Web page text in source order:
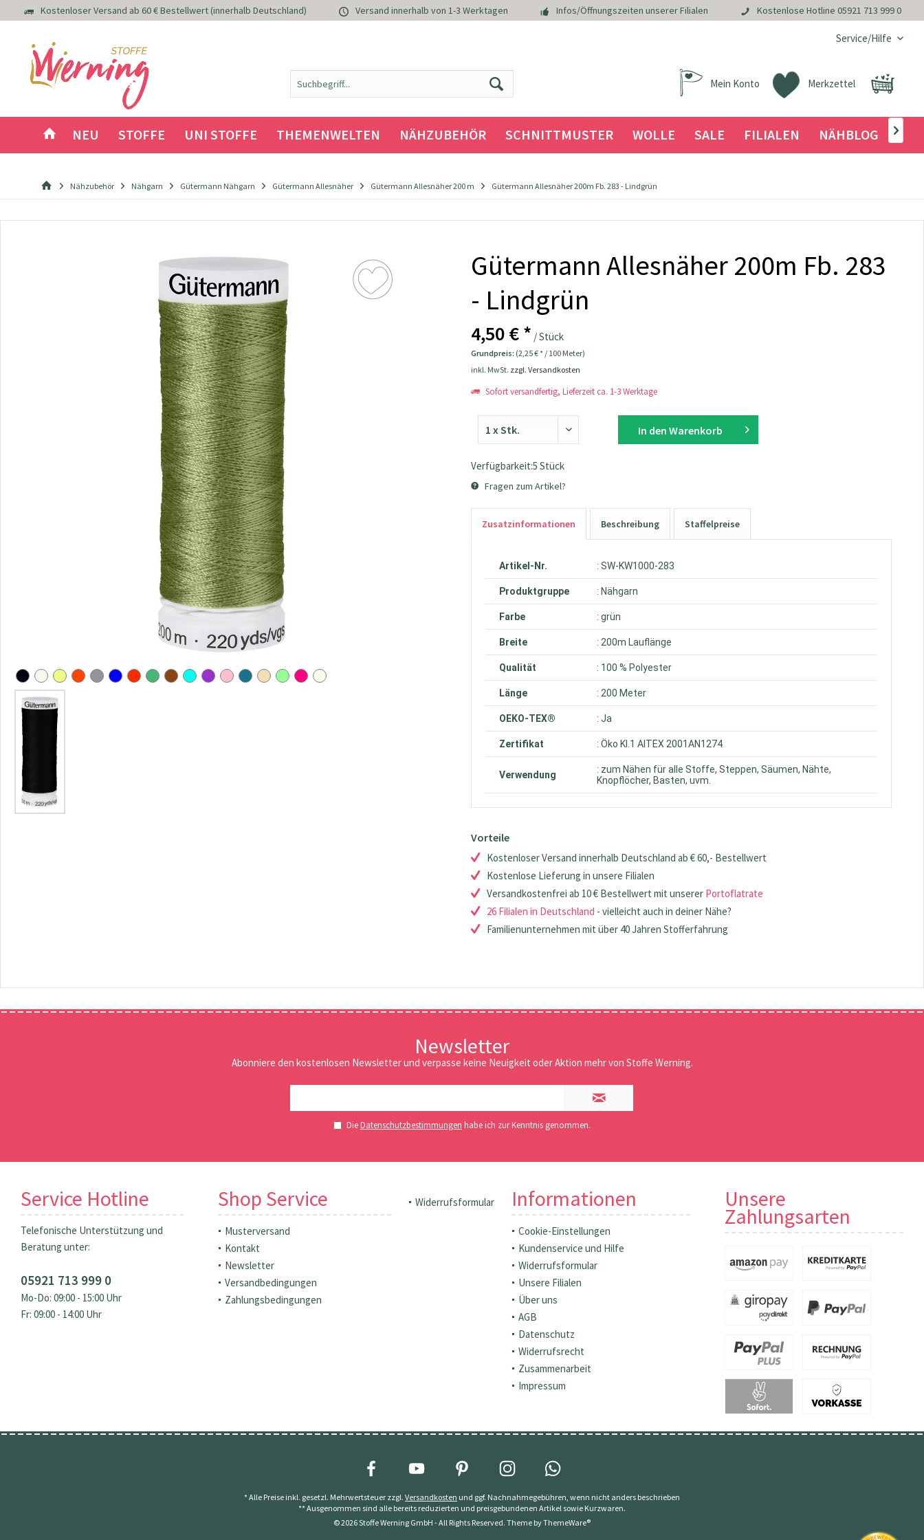
Kostenloser Versand ab 60 € Bestellwert (innerhalb Deutschland) Versand innerhalb von 1-3 Werktagen Infos/Öffnungszeiten unserer Filialen Kostenlose Hotline 05921 713 999 0
Service/Hilfe
Merkzettel
Mein Konto
NEU STOFFE UNI STOFFE THEMENWELTEN NÄHZUBEHÖR SCHNITTMUSTER WOLLE SALE FILIALEN NÄHBLOG 
Nähzubehör Nähgarn Gütermann Nähgarn Gütermann Allesnäher Gütermann Allesnäher 200 m Gütermann Allesnäher 200m Fb. 283 - Lindgrün
Gütermann Allesnäher 200m Fb. 283
- Lindgrün
4,50 € * / Stück
Grundpreis: (2,25 € * / 100 Meter)
inkl. MwSt. zzgl. Versandkosten
Sofort versandfertig, Lieferzeit ca. 1-3 Werktage
In den Warenkorb
Verfügbarkeit:5 Stück
Fragen zum Artikel?
Zusatzinformationen Beschreibung Staffelpreise
Artikel-Nr. : SW-KW1000-283
Produktgruppe : Nähgarn
Farbe : grün
Breite : 200m Lauflänge
Qualität : 100 % Polyester
Länge : 200 Meter
OEKO-TEX® : Ja
Zertifikat : Öko Kl.1 AITEX 2001AN1274
Verwendung
: zum Nähen für alle Stoffe, Steppen, Säumen, Nähte,
Knopflöcher, Basten, uvm.
Vorteile
Kostenloser Versand innerhalb Deutschland ab € 60,- Bestellwert
Kostenlose Lieferung in unsere Filialen
Versandkostenfrei ab 10 € Bestellwert mit unserer Portoflatrate
26 Filialen in Deutschland - vielleicht auch in deiner Nähe?
Familienunternehmen mit über 40 Jahren Stofferfahrung
Newsletter
Abonniere den kostenlosen Newsletter und verpasse keine Neuigkeit oder Aktion mehr von Stoffe Werning.
DieDatenschutzbestimmungen habe ich zur Kenntnis genommen.
Service Hotline
Telefonische Unterstützung und
Beratung unter:
05921 713 999 0
Mo-Do: 09:00 - 15:00 Uhr
Fr: 09:00 - 14:00 Uhr
Shop Service
Musterversand
Kontakt
Newsletter
Versandbedingungen
Zahlungsbedingungen
Widerrufsformular Informationen
Cookie-Einstellungen
Kundenservice und Hilfe
Widerrufsformular
Unsere Filialen
Über uns
AGB
Datenschutz
Widerrufsrecht
Zusammenarbeit
Impressum
Unsere
Zahlungsarten
* Alle Preise inkl. gesetzl. Mehrwertsteuer zzgl. Versandkosten und ggf. Nachnahmegebühren, wenn nicht anders beschrieben
** Ausgenommen sind alle bereits reduzierten und preisgebundenen Artikel sowie Kurzwaren.
© 2026 Stoffe Werning GmbH - All Rights Reserved. Theme byThemeWare®